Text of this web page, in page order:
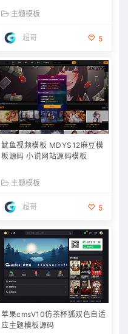
主题模板
超哥 5
鱿鱼视频模板 MDYS12麻豆模
板源码 小说网站源码模板
主题模板
超哥 5
苹果cmsV10仿茶杯狐双色自适
应主题模板源码